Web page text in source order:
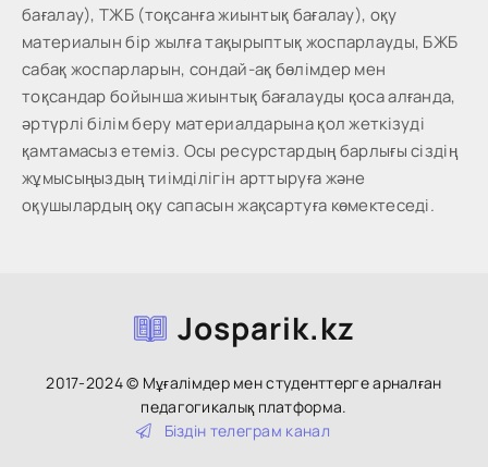
бағалау), ТЖБ (тоқсанға жиынтық бағалау), оқу
материалын бір жылға тақырыптық жоспарлауды, БЖБ
сабақ жоспарларын, сондай-ақ бөлімдер мен
тоқсандар бойынша жиынтық бағалауды қоса алғанда,
әртүрлі білім беру материалдарына қол жеткізуді
қамтамасыз етеміз. Осы ресурстардың барлығы сіздің
жұмысыңыздың тиімділігін арттыруға және
оқушылардың оқу сапасын жақсартуға көмектеседі.
Josparik.kz
2017-2024 © Мұғалімдер мен студенттерге арналған
педагогикалық платформа.
Біздін тeлeгpaм кaнaл